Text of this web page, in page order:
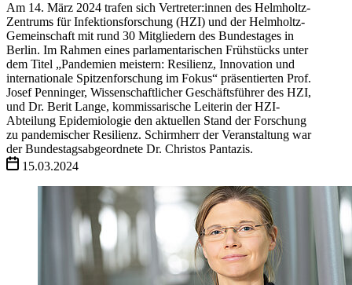
Am 14. März 2024 trafen sich Vertreter:innen des Helmholtz-
Zentrums für Infektionsforschung (HZI) und der Helmholtz-
Gemeinschaft mit rund 30 Mitgliedern des Bundestages in
Berlin. Im Rahmen eines parlamentarischen Frühstücks unter
dem Titel „Pandemien meistern: Resilienz, Innovation und
internationale Spitzenforschung im Fokus“ präsentierten Prof.
Josef Penninger, Wissenschaftlicher Geschäftsführer des HZI,
und Dr. Berit Lange, kommissarische Leiterin der HZI-
Abteilung Epidemiologie den aktuellen Stand der Forschung
zu pandemischer Resilienz. Schirmherr der Veranstaltung war
der Bundestagsabgeordnete Dr. Christos Pantazis.
15.03.2024